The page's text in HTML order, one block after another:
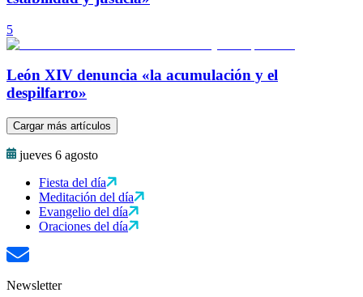
5
León XIV denuncia «la acumulación y el
despilfarro»
Cargar más artículos
jueves 6 agosto
Fiesta del día
Meditación del día
Evangelio del día
Oraciones del día
Newsletter